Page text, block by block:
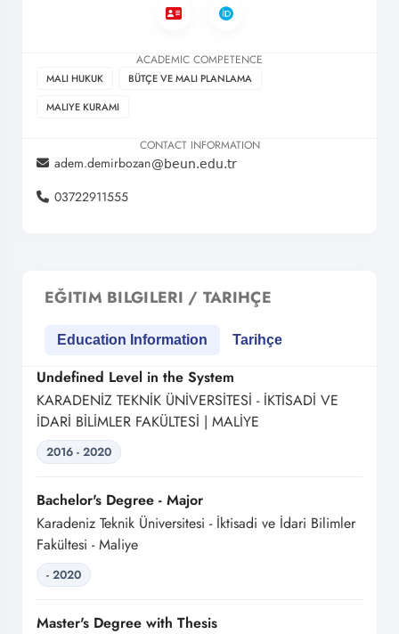
ACADEMIC COMPETENCE
MALI HUKUK
BÜTÇE VE MALI PLANLAMA
MALIYE KURAMI
CONTACT INFORMATION
adem.demirbozan
03722911555
EĞITIM BILGILERI / TARIHÇE
Education Information Tarihçe
Undefined Level in the System
KARADENİZ TEKNİK ÜNİVERSİTESİ - İKTİSADİ VE
İDARİ BİLİMLER FAKÜLTESİ | MALİYE
2016 - 2020
Bachelor's Degree - Major
Karadeniz Teknik Üniversitesi - İktisadi ve İdari Bilimler
Fakültesi - Maliye
- 2020
Master's Degree with Thesis